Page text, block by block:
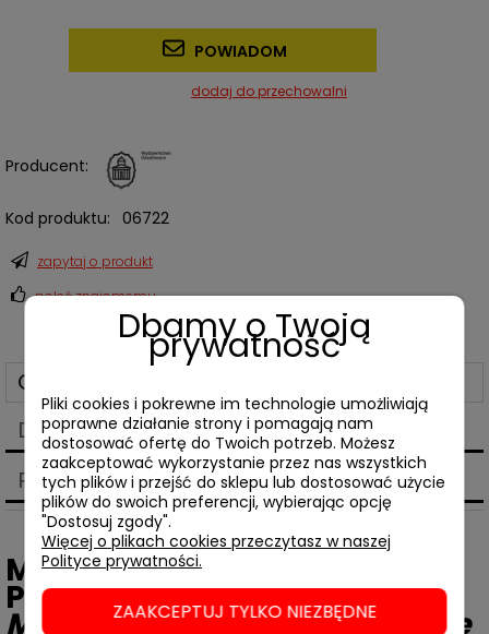
POWIADOM
dodaj do przechowalni
Producent:
Kod produktu: 06722
zapytaj o produkt
poleć znajomemu
Opis
Dane techniczne
Produkty powiązane
Michał
Piepiórka,Rockefellerowie i
Marks nad Warszawą. Polskie
Dbamy o Twoją
prywatność
Pliki cookies i pokrewne im technologie umożliwiają
poprawne działanie strony i pomagają nam
dostosować ofertę do Twoich potrzeb. Możesz
zaakceptować wykorzystanie przez nas wszystkich
tych plików i przejść do sklepu lub dostosować użycie
plików do swoich preferencji, wybierając opcję
"Dostosuj zgody".
Więcej o plikach cookies przeczytasz w naszej
Polityce prywatności.
ZAAKCEPTUJ TYLKO NIEZBĘDNE